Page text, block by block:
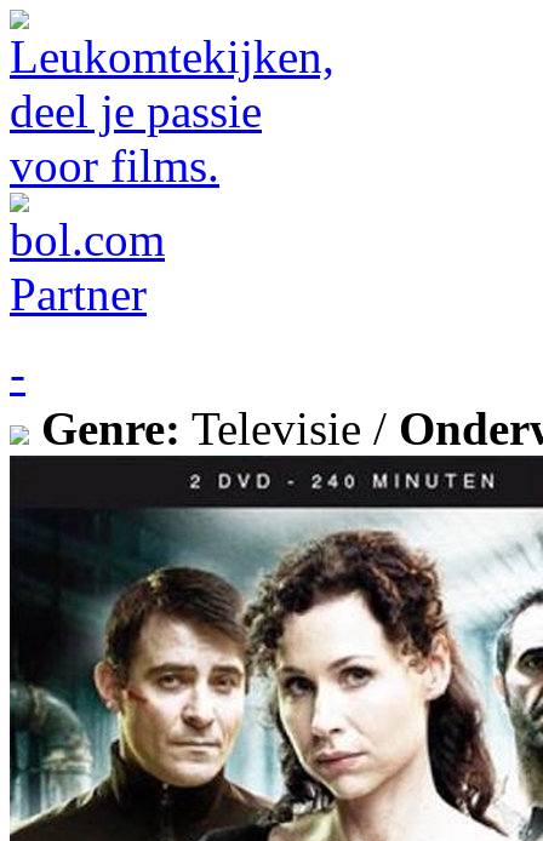
-
Genre: Televisie /